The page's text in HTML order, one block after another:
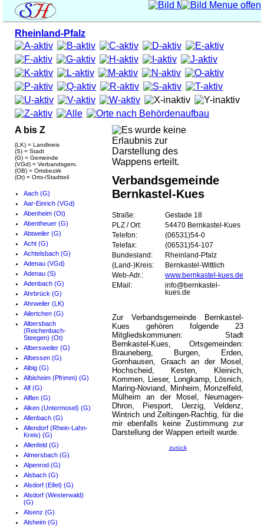
Rheinland-Pfalz
A bis Z
(LK) = Landkreis
(S) = Stadt
(G) = Gemeinde
(VGd) = Verbandsgem.
(OB) = Ortsbezirk
(Ot) = Orts-/Stadtteil
Aach (G)
Aar-Einrich (VGd)
Abenheim (Ot)
Abentheuer (G)
Abtweiler (G)
Acht (G)
Achtelsbach (G)
Adenau (VGd)
Adenau (S)
Adenbach (G)
Ahrbrück (G)
Ahrweiler (LK)
Ailertchen (G)
Albersbach
(Reichenbach-
Steegen) (Ot)
Albersweiler (G)
Albessen (G)
Albig (G)
Albisheim (Pfrimm) (G)
Alf (G)
Alflen (G)
Alken (Untermosel) (G)
Allenbach (G)
Allendorf (Rhein-Lahn-
Kreis) (G)
Allenfeld (G)
Almersbach (G)
Alpenrod (G)
Alsbach (G)
Alsdorf (Eifel) (G)
Alsdorf (Westerwald)
(G)
Alsenz (G)
Alsheim (G)
Verbandsgemeinde
Bernkastel-Kues
Straße:
Gestade 18
PLZ / Ort:
54470 Bernkastel-Kues
Telefon:
(06531)54-0
Telefax:
(06531)54-107
Bundesland:
Rheinland-Pfalz
(Land-)Kreis:
Bernkastel-Wittlich
Web-Adr.:
www.bernkastel-kues.de
EMail:
info@bernkastel-
kues.de
Zur Verbandsgemeinde Bernkastel-
Kues gehören folgende 23
Mitgliedskommunen: Stadt
Bernkastel-Kues, Ortsgemeinden:
Brauneberg, Burgen, Erden,
Gornhausen, Graach an der Mosel,
Hochscheid, Kesten, Kleinich,
Kommen, Lieser, Longkamp, Lösnich,
Maring-Noviand, Minheim, Monzelfeld,
Mülheim an der Mosel, Neumagen-
Dhron, Piesport, Uerzig, Veldenz,
Wintrich und Zeltingen-Rachtig, für die
mir ebenfalls keine Zustimmung zur
Darstellung der Wappen erteilt wurde.
zurück